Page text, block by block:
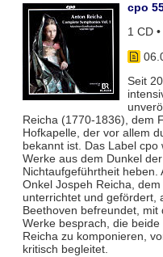
cpo
1 CD
Seit
Reicha (1770-1836), dem
Hofkapelle, der vor allem
bekannt ist. Das Label
Werke aus dem Dunkel
Nichtaufgeführtheit heben.
Onkel Jospeh Reicha,
unterrichtet und gefördert,
Beethoven befreundet,
Werke besprach, die
Reicha zu komponieren,
kritisch begleitet.